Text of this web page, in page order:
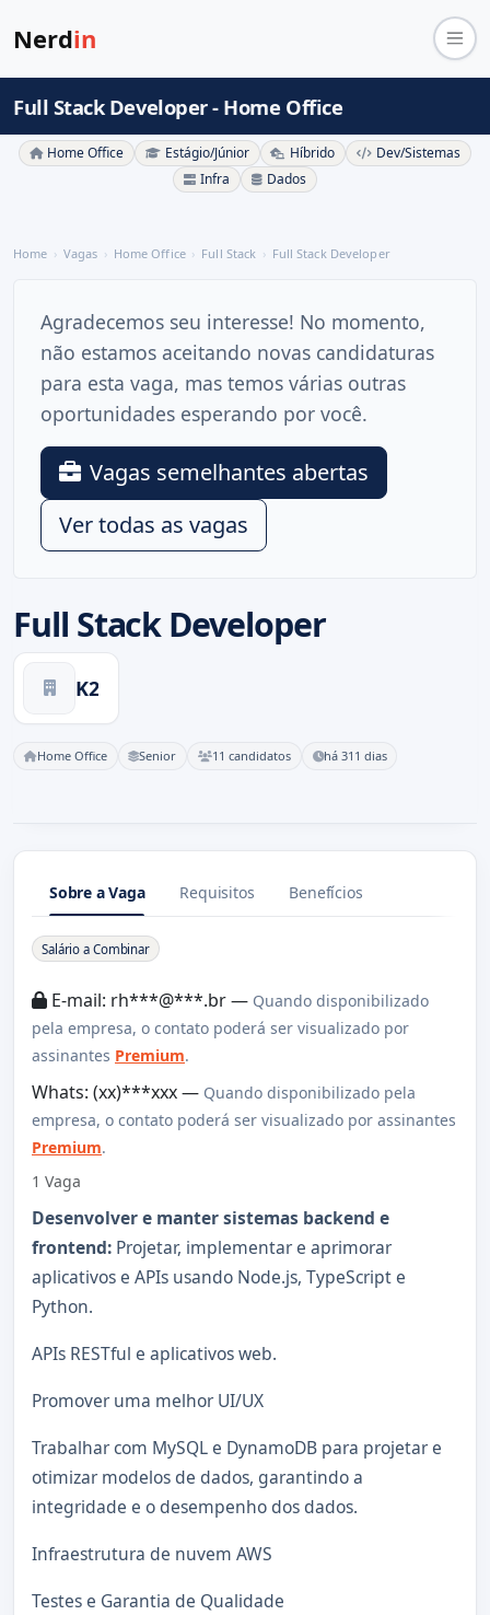
Nerdin
Full Stack Developer - Home Office
Home Office Estágio/Júnior Híbrido
Dev/Sistemas
Infra
Dados
Home Vagas Home Office Full Stack Full Stack Developer
Full Stack Developer
K2
Home Office Senior 11 candidatos há 311 dias
Agradecemos seu interesse! No momento,
não estamos aceitando novas candidaturas
para esta vaga, mas temos várias outras
oportunidades esperando por você.
Vagas semelhantes abertas
Ver todas as vagas
Sobre a Vaga Requisitos Benefícios
Sobre a Vaga
Salário a Combinar
E-mail: rh***@***.br — Quando disponibilizado
pela empresa, o contato poderá ser visualizado por
assinantes Premium.
Whats: (xx)***xxx — Quando disponibilizado pela
empresa, o contato poderá ser visualizado por assinantes
Premium.
1 Vaga
Desenvolver e manter sistemas backend e
frontend: Projetar, implementar e aprimorar
aplicativos e APIs usando Node.js, TypeScript e
Python.
APIs RESTful e aplicativos web.
Promover uma melhor UI/UX
Trabalhar com MySQL e DynamoDB para projetar e
otimizar modelos de dados, garantindo a
integridade e o desempenho dos dados.
Infraestrutura de nuvem AWS
Testes e Garantia de Qualidade